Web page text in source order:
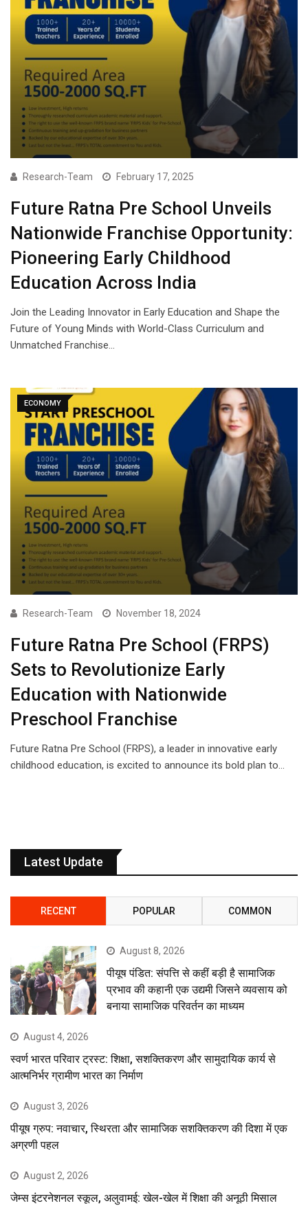
Research-Team February 17, 2025
Future Ratna Pre School Unveils
Nationwide Franchise Opportunity:
Pioneering Early Childhood
Education Across India
Join the Leading Innovator in Early Education and Shape the
Future of Young Minds with World-Class Curriculum and
Unmatched Franchise…
ECONOMY
Research-Team November 18, 2024
Future Ratna Pre School (FRPS)
Sets to Revolutionize Early
Education with Nationwide
Preschool Franchise
Future Ratna Pre School (FRPS), a leader in innovative early
childhood education, is excited to announce its bold plan to…
Latest Update
RECENT POPULAR COMMON
August 8, 2026
पीयूष पंडित: संपत्ति से कहीं बड़ी है सामाजिक
प्रभाव की कहानी एक उद्यमी जिसने व्यवसाय को
बनाया सामाजिक परिवर्तन का माध्यम
August 4, 2026
स्वर्ण भारत परिवार ट्रस्ट: शिक्षा, सशक्तिकरण और सामुदायिक कार्य से
आत्मनिर्भर ग्रामीण भारत का निर्माण
August 3, 2026
पीयूष ग्रुप: नवाचार, स्थिरता और सामाजिक सशक्तिकरण की दिशा में एक
अग्रणी पहल
August 2, 2026
जेम्स इंटरनेशनल स्कूल, अलुवामई: खेल-खेल में शिक्षा की अनूठी मिसाल